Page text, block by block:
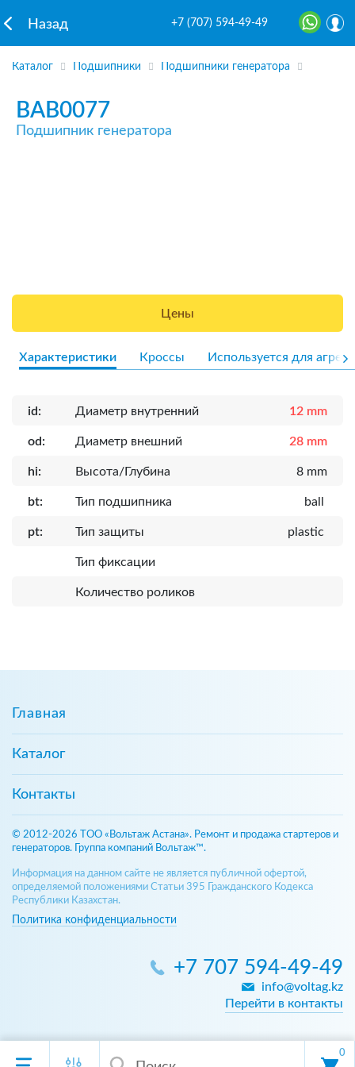
0
Назад +7 (707) 594-49-49
Каталог Подшипники Подшипники генератора
BAB0077
Подшипник генератора
Цены
Характеристики Кроссы Используется для
id: Диаметр внутренний 12 mm
od: Диаметр внешний 28 mm
hi: Высота/Глубина 8 mm
bt: Тип подшипника ball
pt: Тип защиты plastic
Тип фиксации
Количество роликов
Главная
Каталог
Контакты
© 2012-2026 ТОО «Вольтаж Астана». Ремонт и продажа стартеров и
генераторов. Группа компаний Вольтаж™.
Информация на данном сайте не является публичной офертой,
определяемой положениями Статьи 395 Гражданского Кодекса
Республики Казахстан.
Политика конфиденциальности
+7 707 594-49-49
info@voltag.kz
Перейти в контакты